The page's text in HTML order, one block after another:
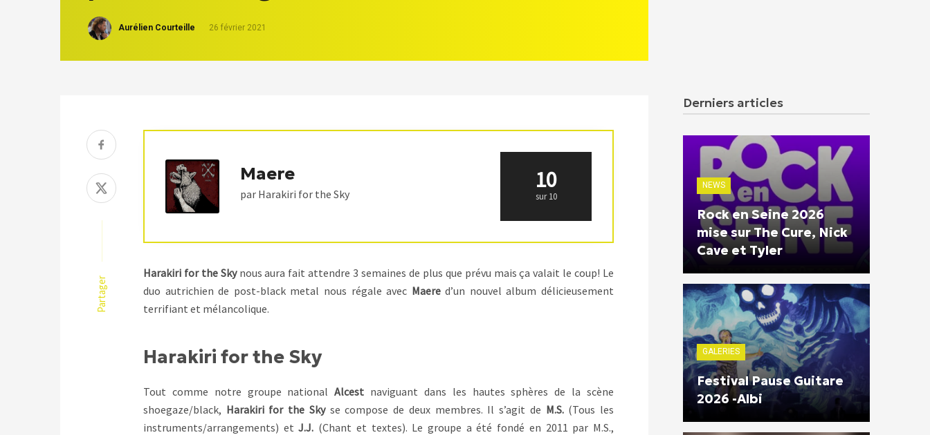
Aurélien Courteille 26 février 2021
Partager
Maere
par Harakiri for the Sky
10
sur 10
Harakiri for the Skynous aura fait attendre 3 semaines de plus que prévu mais ça valait le coup! Le
duo autrichien de post-black metal nous régale avec Maered’un nouvel album délicieusement
terrifiant et mélancolique.
Harakiri for the Sky
Tout comme notre groupe nationalAlcest naviguant dans les hautes sphères de la scène
shoegaze/black, Harakiri for the Skyse compose de deux membres. Il s’agit de M.S.(Tous les
instruments/arrangements) etJ.J. (Chant et textes). Le groupe a été fondé en 2011 par M.S.,
Derniers articles
NEWS
Rock en Seine 2026
mise sur The Cure, Nick
Cave et Tyler
GALERIES
Festival Pause Guitare
2026 -Albi